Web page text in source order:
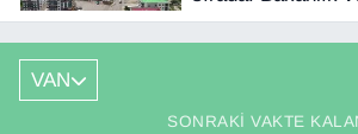
VAN
SONRAKI VAKTE